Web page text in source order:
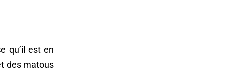
qu’il est en
des matous